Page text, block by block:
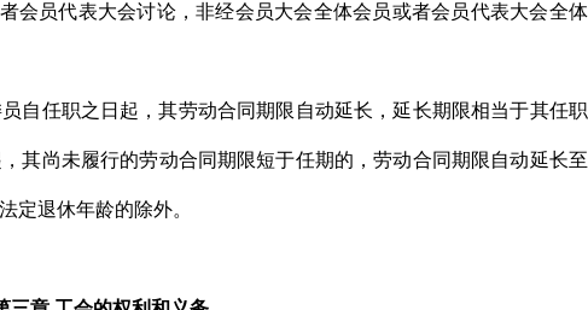
会员代表大会讨论，非经会员大会全体会员或者会员代表大会全
自任职之日起，其劳动合同期限自动延长，延长期限相当于其任
其尚未履行的劳动合同期限短于任期的，劳动合同期限自动延长
定退休年龄的除外。